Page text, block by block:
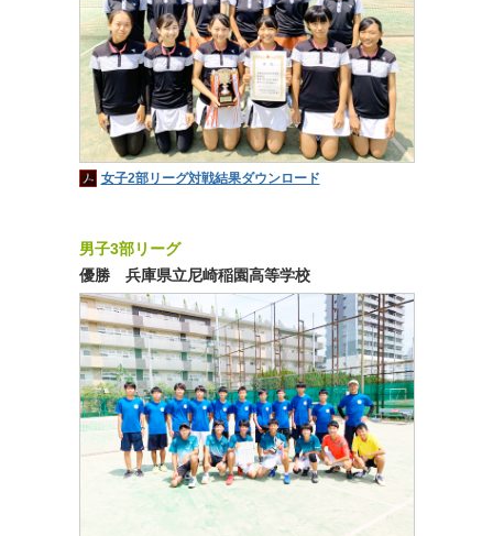
女子2部リーグ対戦結果ダウンロード
男子3部リーグ
優勝 兵庫県立尼崎稲園高等学校